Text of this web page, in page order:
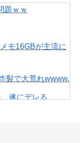
題ｗｗ
モ16GBが主流に
裂で大荒れwwww.
遂にデレる